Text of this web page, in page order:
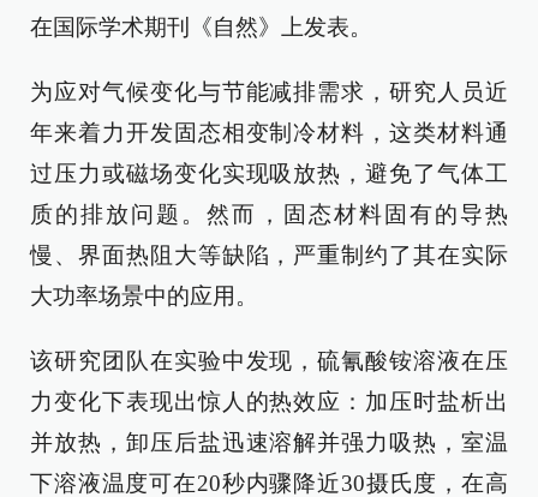
在国际学术期刊《自然》上发表。
为应对气候变化与节能减排需求，研究人员近
年来着力开发固态相变制冷材料，这类材料通
过压力或磁场变化实现吸放热，避免了气体工
质的排放问题。然而，固态材料固有的导热
慢、界面热阻大等缺陷，严重制约了其在实际
大功率场景中的应用。
该研究团队在实验中发现，硫氰酸铵溶液在压
力变化下表现出惊人的热效应：加压时盐析出
并放热，卸压后盐迅速溶解并强力吸热，室温
下溶液温度可在20秒内骤降近30摄氏度，在高